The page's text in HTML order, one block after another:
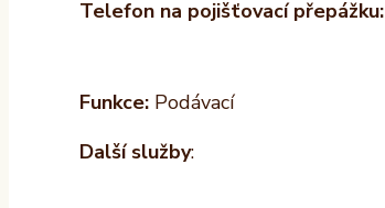
Telefon na pojišťovací přepážku:
Funkce: Podávací
Další služby: